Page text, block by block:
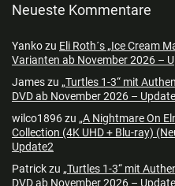
Neueste Kommentare
Yankozu Eli Roth´s „Ice Cream
Varianten ab November 2026 –
Jameszu „Turtles 1-3“ mit
DVD ab November 2026 –
wilco1896zu „A Nightmare On
Collection (4K UHD + Blu-ray)
Update2
Patrickzu „Turtles 1-3“ mit
DVD ab November 2026 –